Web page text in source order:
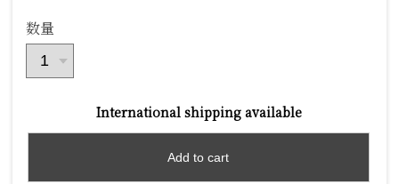
数量
International shipping available
Add to cart